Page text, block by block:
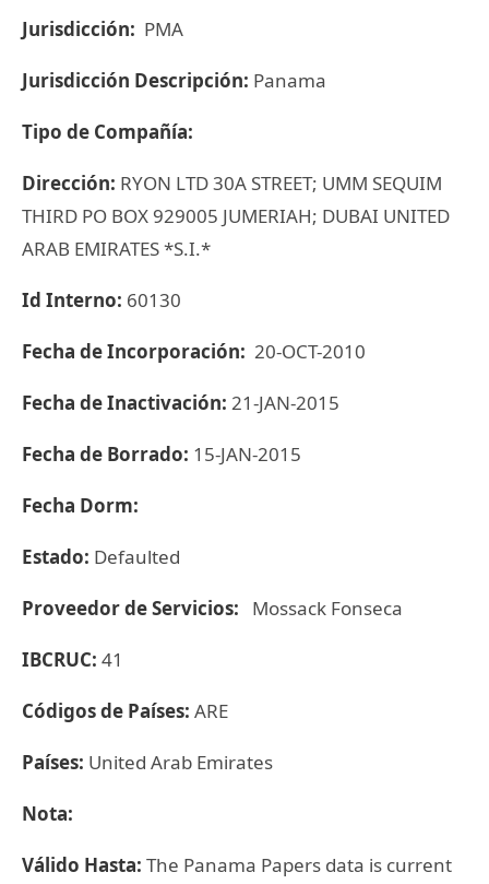
Jurisdicción: PMA
Jurisdicción Descripción: Panama
Tipo de Compañía:
Dirección: RYON LTD 30A STREET; UMM SEQUIM
THIRD PO BOX 929005 JUMERIAH; DUBAI UNITED
ARAB EMIRATES *S.I.*
Id Interno: 60130
Fecha de Incorporación: 20-OCT-2010
Fecha de Inactivación: 21-JAN-2015
Fecha de Borrado: 15-JAN-2015
Fecha Dorm:
Estado: Defaulted
Proveedor de Servicios: Mossack Fonseca
IBCRUC: 41
Códigos de Países: ARE
Países: United Arab Emirates
Nota:
Válido Hasta: The Panama Papers data is current